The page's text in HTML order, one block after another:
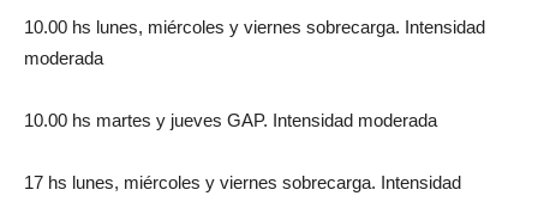
10.00 hs lunes, miércoles y viernes sobrecarga. Intensidad
moderada
10.00 hs martes y jueves GAP. Intensidad moderada
17 hs lunes, miércoles y viernes sobrecarga. Intensidad